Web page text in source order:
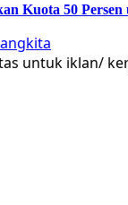
Kuota 50
untuk iklan/